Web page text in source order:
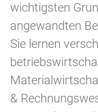
wichtigsten
angewandten
Sie lernen
&